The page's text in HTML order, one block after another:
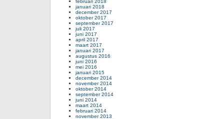
januari 2018
december 2017
oktober 2017
september 2017
juli 2017
juni 2017
april 2017
maart 2017
januari 2017
augustus 2016
juni 2016
mei 2016
januari 2015
december 2014
november 2014
oktober 2014
september 2014
juni 2014
maart 2014
februari 2014
november 2013